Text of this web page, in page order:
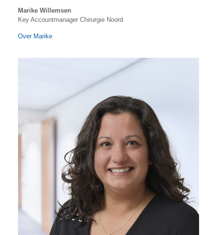
Marike Willemsen
Key Accountmanager Chirurgie Noord
Over Marike